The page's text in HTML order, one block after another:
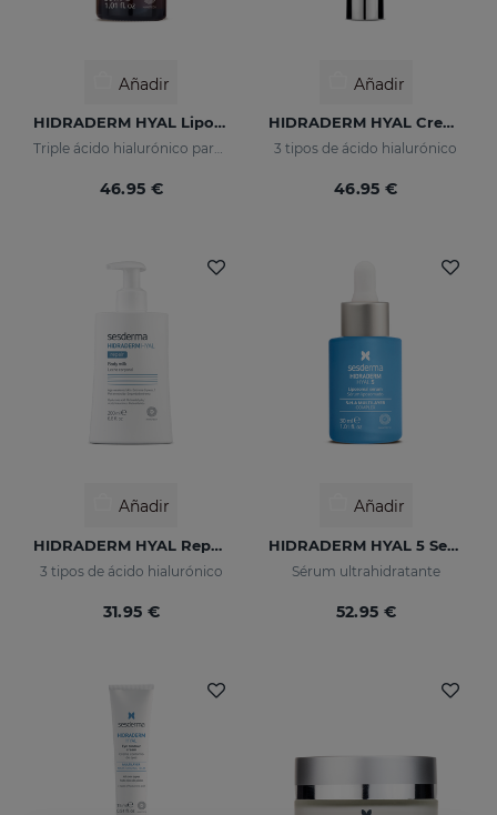
Añadir
HIDRADERM HYAL Liposomal Serum
Triple ácido hialurónico para una hidratación x3
46.95 €
Añadir
HIDRADERM HYAL Crema Hidratante
3 tipos de ácido hialurónico
46.95 €
Añadir
HIDRADERM HYAL Repair Leche Corporal
3 tipos de ácido hialurónico
31.95 €
Añadir
HIDRADERM HYAL 5 Serum
Sérum ultrahidratante
52.95 €